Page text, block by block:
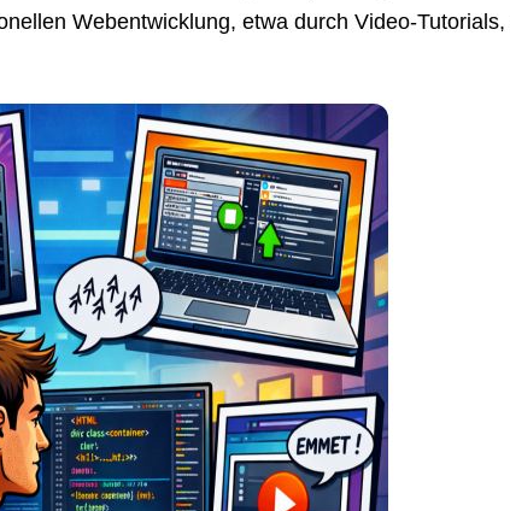
Webentwicklung, etwa durch Video-